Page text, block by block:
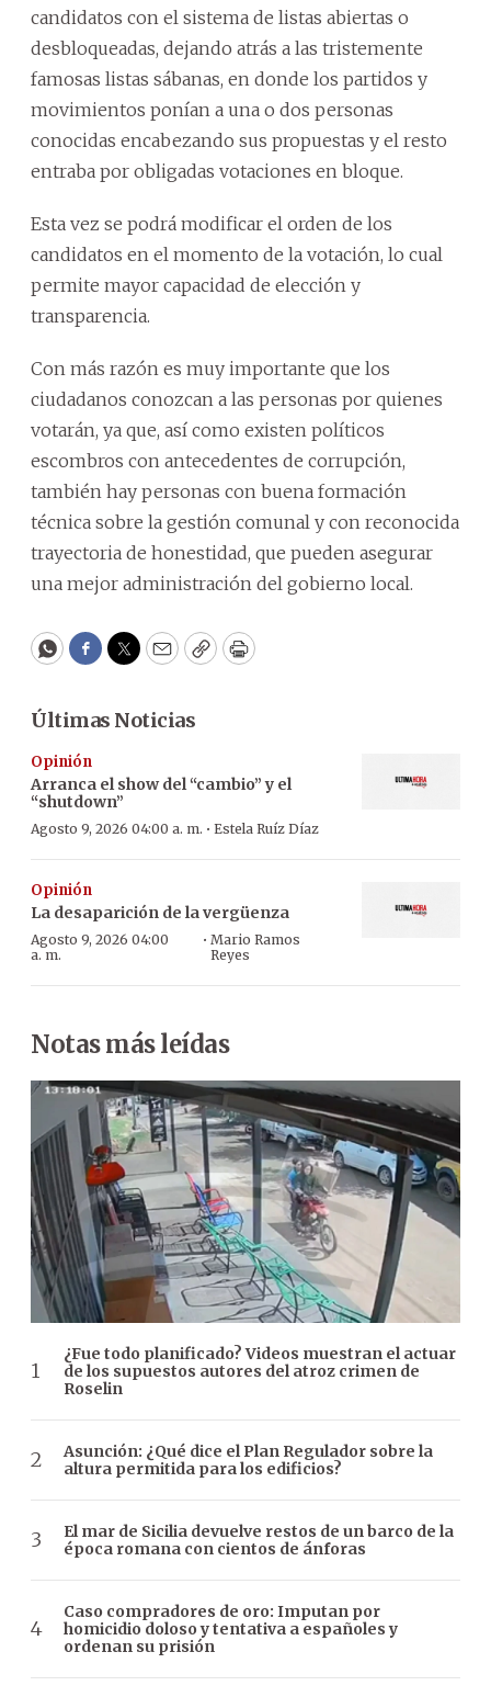
candidatos con el sistema de listas abiertas o
desbloqueadas, dejando atrás a las tristemente
famosas listas sábanas, en donde los partidos y
movimientos ponían a una o dos personas
conocidas encabezando sus propuestas y el resto
entraba por obligadas votaciones en bloque.
Esta vez se podrá modificar el orden de los
candidatos en el momento de la votación, lo cual
permite mayor capacidad de elección y
transparencia.
Con más razón es muy importante que los
ciudadanos conozcan a las personas por quienes
votarán, ya que, así como existen políticos
escombros con antecedentes de corrupción,
también hay personas con buena formación
técnica sobre la gestión comunal y con reconocida
trayectoria de honestidad, que pueden asegurar
una mejor administración del gobierno local.
WhatsApp
Facebook
Twitter
EmailCopyPrint
Últimas Noticias
Opinión
Arranca el show del “cambio” y el
“shutdown”
Agosto 9, 2026 04:00 a. m. · Estela Ruíz Díaz
Opinión
La desaparición de la vergüenza
Agosto 9, 2026 04:00
a. m.
· Mario Ramos
Reyes
Notas más leídas
¿Fue todo planificado? Videos muestran el actuar
de los supuestos autores del atroz crimen de
Roselin
Asunción: ¿Qué dice el Plan Regulador sobre la
altura permitida para los edificios?
El mar de Sicilia devuelve restos de un barco de la
época romana con cientos de ánforas
Caso compradores de oro: Imputan por
homicidio doloso y tentativa a españoles y
ordenan su prisión